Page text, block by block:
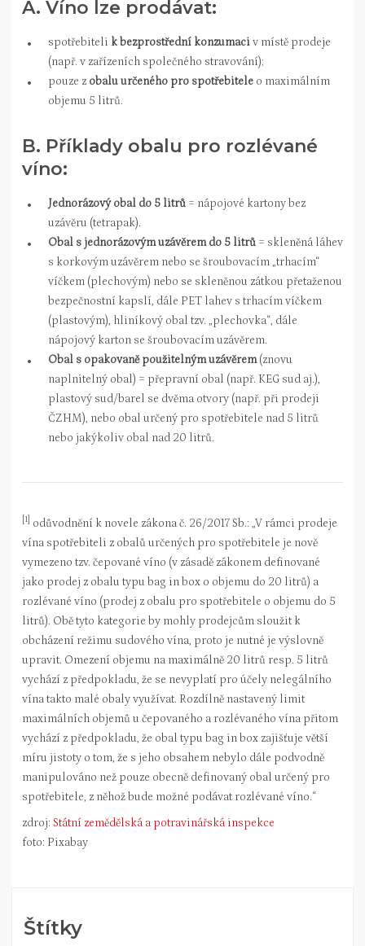
A. Víno lze prodávat:
spotřebiteli k bezprostřední konzumaciv místě prodeje
(např. v zařízeních společného stravování);
pouze z obalu určeného pro spotřebitele o maximálním
objemu 5 litrů.
​B. Příklady obalu pro rozlévané
víno:
Jednorázový obal do 5 litrů = nápojové kartony bez
uzávěru (tetrapak).
Obal s jednorázovým uzávěrem do 5 litrů = skleněná láhev
s korkovým uzávěrem nebo se šroubovacím „trhacím“
víčkem (plechovým) nebo se skleněnou zátkou přetaženou
bezpečnostní kapslí, dále PET lahev s trhacím víčkem
(plastovým), hliníkový obal tzv. „plechovka“, dále
nápojový karton se šroubovacím uzávěrem.
Obal s opakovaně použitelným uzávěrem(znovu
naplnitelný obal) = přepravní obal (např. KEG sud aj.),
plastový sud/barel se dvěma otvory (např. při prodeji
ČZHM), nebo obal určený pro spotřebitele nad 5 litrů
nebo jakýkoliv obal nad 20 litrů.
[1] odůvodnění k novele zákona č. 26/2017 Sb.: „V rámci prodeje
vína spotřebiteli z obalů určených pro spotřebitele je nově
vymezeno tzv. čepované víno (v zásadě zákonem definované
jako prodej z obalu typu bag in box o objemu do 20 litrů) a
rozlévané víno (prodej z obalu pro spotřebitele o objemu do 5
litrů). Obě tyto kategorie by mohly prodejcům sloužit k
obcházení režimu sudového vína, proto je nutné je výslovně
upravit. Omezení objemu na maximálně 20 litrů resp. 5 litrů
vychází z předpokladu, že se nevyplatí pro účely nelegálního
vína takto malé obaly využívat. Rozdílně nastavený limit
maximálních objemů u čepovaného a rozlévaného vína přitom
vychází z předpokladu, že obal typu bag in box zajišťuje větší
míru jistoty o tom, že s jeho obsahem nebylo dále podvodně
manipulováno než pouze obecně definovaný obal určený pro
spotřebitele, z něhož bude možné podávat rozlévané víno.“
zdroj: Státní zemědělská a potravinářská inspekce
foto: Pixabay
Štítky